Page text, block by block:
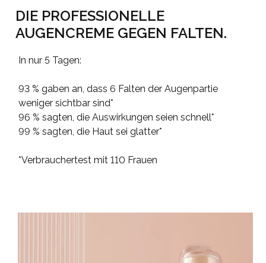
DIE PROFESSIONELLE
AUGENCREME GEGEN FALTEN.
In nur 5 Tagen:
93 % gaben an, dass 6 Falten der Augenpartie
weniger sichtbar sind*
96 % sagten, die Auswirkungen seien schnell*
99 % sagten, die Haut sei glatter*
*Verbrauchertest mit 110 Frauen